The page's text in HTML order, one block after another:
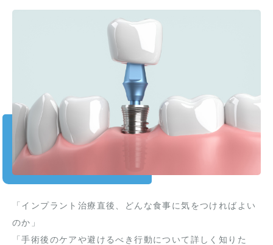
「インプラント治療直後、どんな食事に気をつければよい
のか」
「手術後のケアや避けるべき行動について詳しく知りた